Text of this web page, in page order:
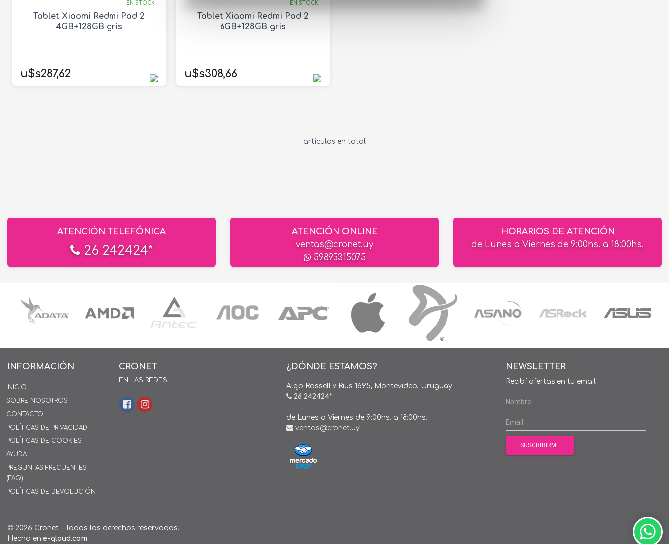
EN STOCK
Tablet Xiaomi Redmi Pad 2
4GB+128GB gris
u$s287,62
EN STOCK
Tablet Xiaomi Redmi Pad 2
6GB+128GB gris
u$s308,66
artículos en total
ATENCIÓN TELEFÓNICA
26 242424*
ATENCIÓN ONLINE
ventas@cronet.uy
59895315075
HORARIOS DE ATENCIÓN
de Lunes a Viernes de 9:00hs. a 18:00hs.
INFORMACIÓN
INICIO
SOBRE NOSOTROS
CONTACTO
POLÍTICAS DE PRIVACIDAD
POLÍTICAS DE COOKIES
AYUDA
PREGUNTAS FRECUENTES
(FAQ)
POLÍTICAS DE DEVOLUCIÓN
CRONET
EN LAS REDES
¿DÓNDE ESTAMOS?
Alejo Rossell y Rius 1695, Montevideo, Uruguay
26 242424*
de Lunes a Viernes de 9:00hs. a 18:00hs.
ventas@cronet.uy
NEWSLETTER
Recibí ofertas en tu email
© 2026 Cronet - Todos los derechos reservados.
Hecho en e-qloud.com